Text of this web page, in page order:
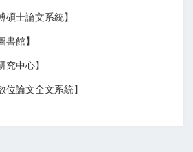
碩士論文系統】
書館】
究中心】
位論文全文系統】